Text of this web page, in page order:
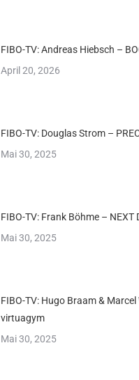
FIBO-TV: Andreas Hiebsch –
April 20, 2026
FIBO-TV: Douglas Strom –
Mai 30, 2025
FIBO-TV: Frank Böhme – NEXT
Mai 30, 2025
FIBO-TV: Hugo Braam & Marcel
virtuagym
Mai 30, 2025